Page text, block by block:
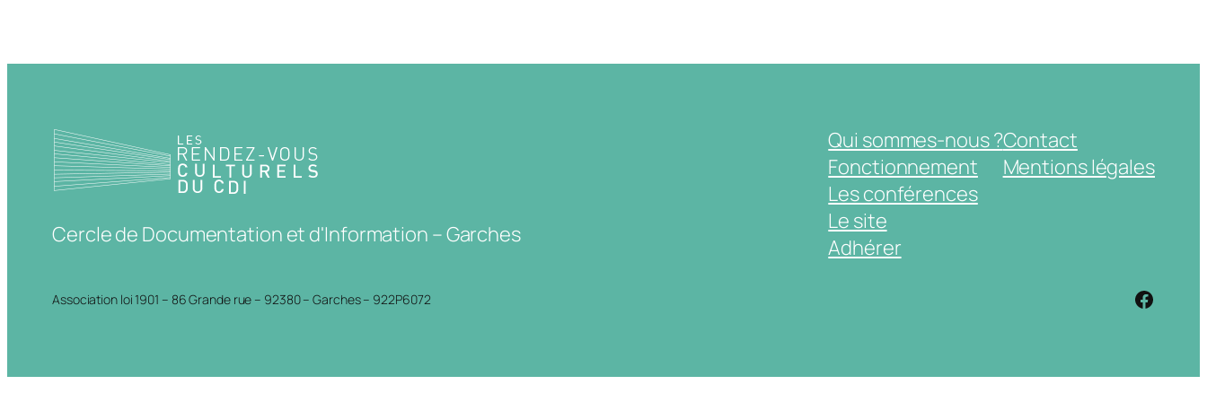
Cercle de Documentation et d'Information – Garches
Qui sommes-nous ?
Fonctionnement
Les conférences
Le site
Adhérer
Contact
Mentions légales
Association loi 1901 – 86 Grande rue – 92380 – Garches – 922P6072